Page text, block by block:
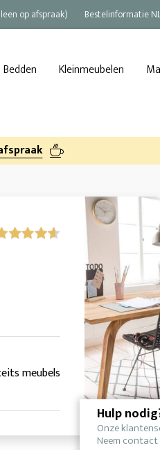
op afspraak) Bestelinformatie
Bedden Kleinmeubelen
meubels
Hulp
Onze
Neem